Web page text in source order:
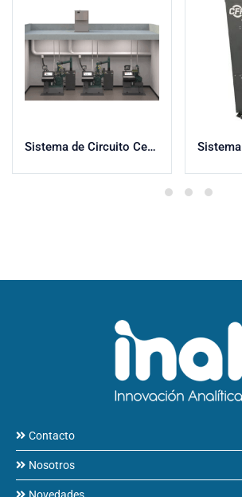
Sistema de Circuito Cerrado
Contacto
Nosotros